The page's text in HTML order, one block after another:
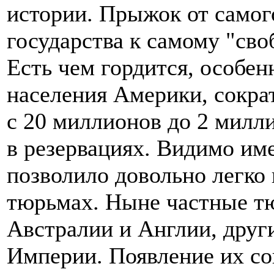
истории. Прыжок от
государства к самому
Есть чем гордится,
населения Америки,
с 20 миллионов до 2
в резервациях. Видимо
позволило довольно
тюрьмах. Ныне частные
Австралии и Англии,
Империи. Появление их